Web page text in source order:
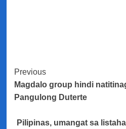
Post
Navigation
Previous
Magdalo group hindi
Pangulong Duterte
Pilipinas, umangat sa